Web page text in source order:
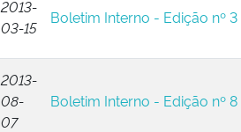
2013-
03-15
Boletim Interno - Edição nº 3
2013-
08-
07
Boletim Interno - Edição nº 8